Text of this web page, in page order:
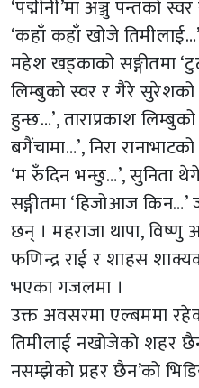
‘पद्मीनी’मा अञ्जु पन्तको
‘कहाँ कहाँ खोजे
महेश खड्काको सङ्गीतमा
लिम्बुको स्वर र गैरे सुरेशको
हुन्छ…’, ताराप्रकाश
बगैंचामा…’, निरा
‘म रुँदिन भन्छु…’, सुनिता
सङ्गीतमा ‘हिजोआज
छन् । महराजा थापा, विष्णु
फणिन्द्र राई र शाहस
भएका गजलमा ।
उक्त अवसरमा एल्बममा
तिमीलाई नखोजेको शहर
नसम्झेको प्रहर छैन’को